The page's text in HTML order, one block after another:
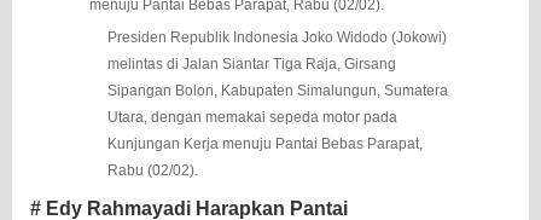
Presiden Republik Indonesia Joko Widodo (Jokowi)
melintas di Jalan Siantar Tiga Raja, Girsang
Sipangan Bolon, Kabupaten Simalungun, Sumatera
Utara, dengan memakai sepeda motor pada
Kunjungan Kerja menuju Pantai Bebas Parapat,
Rabu (02/02).
# Edy Rahmayadi Harapkan Pantai